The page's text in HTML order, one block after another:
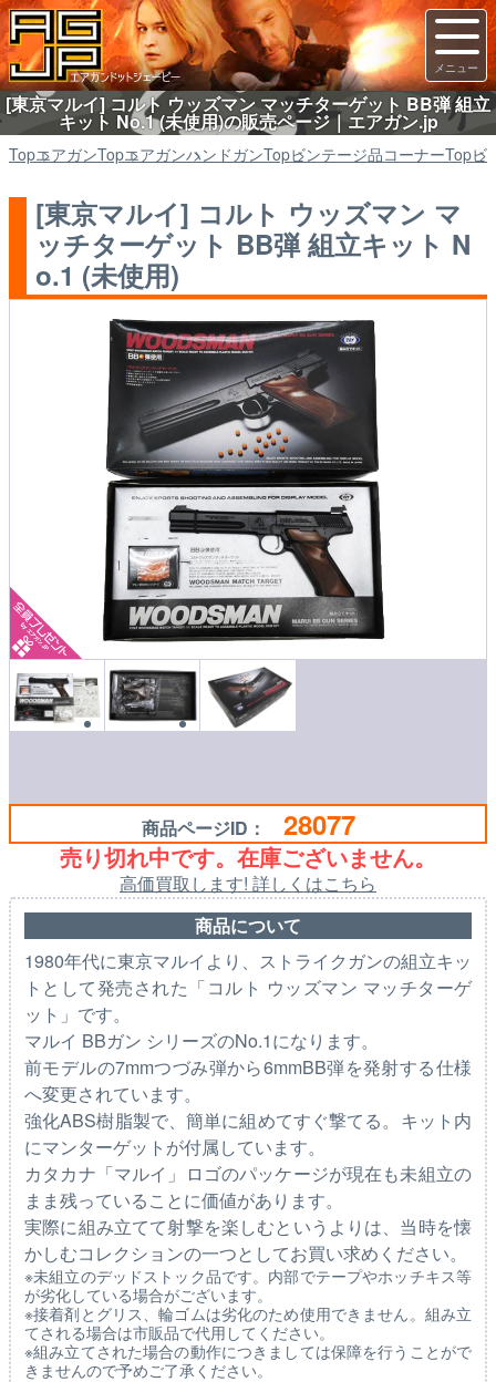
[東京マルイ] コルト ウッズマン マッチターゲット BB弾 組立
キット No.1 (未使用)の販売ページ｜エアガン.jp
TopエアガンTopエアガンハンドガンTopビンテージ品コーナーTopビ
[東京マルイ] コルト ウッズマン マ
ッチターゲット BB弾 組立キット N
o.1 (未使用)
商品ページID： 28077
売り切れ中です。在庫ございません。
高価買取します! 詳しくはこちら
商品について
1980年代に東京マルイより、ストライクガンの組立キッ
トとして発売された「コルト ウッズマン マッチターゲ
ット」です。
マルイ BBガン シリーズのNo.1になります。
前モデルの7mmつづみ弾から6mmBB弾を発射する仕様
へ変更されています。
強化ABS樹脂製で、簡単に組めてすぐ撃てる。キット内
にマンターゲットが付属しています。
カタカナ「マルイ」ロゴのパッケージが現在も未組立の
まま残っていることに価値があります。
実際に組み立てて射撃を楽しむというよりは、当時を懐
かしむコレクションの一つとしてお買い求めください。
※未組立のデッドストック品です。内部でテープやホッチキス等
が劣化している場合がございます。
※接着剤とグリス、輪ゴムは劣化のため使用できません。組み立
てされる場合は市販品で代用してください。
※組み立てされた場合の動作につきましては保障を行うことがで
きませんので予めご了承ください。